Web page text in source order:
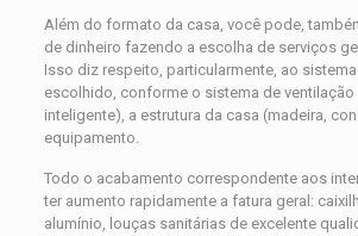
Além do formato da casa, você pode,
de dinheiro fazendo a escolha de serviços
Isso diz respeito, particularmente, ao
escolhido, conforme o sistema de
inteligente), a estrutura da casa (madeira,
equipamento.
Todo o acabamento correspondente aos
ter aumento rapidamente a fatura geral:
alumínio, louças sanitárias de excelente